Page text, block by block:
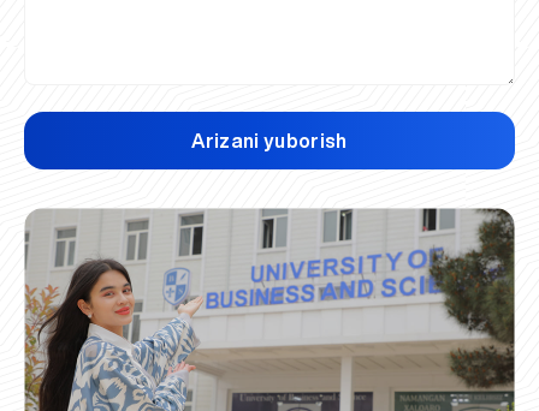
Arizani yuborish